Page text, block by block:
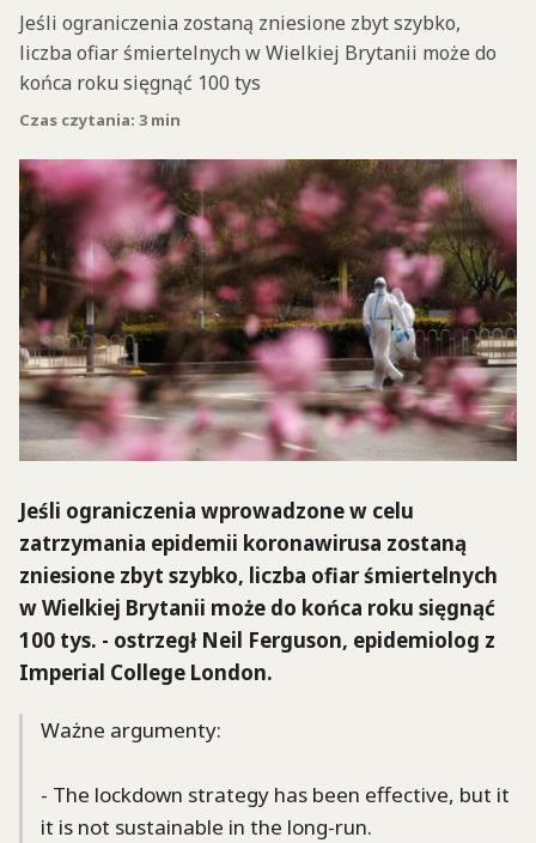
Jeśli ograniczenia zostaną zniesione zbyt szybko,
liczba ofiar śmiertelnych w Wielkiej Brytanii może do
końca roku sięgnąć 100 tys
Czas czytania: 3 min
Jeśli ograniczenia wprowadzone w celu
zatrzymania epidemii koronawirusa zostaną
zniesione zbyt szybko, liczba ofiar śmiertelnych
w Wielkiej Brytanii może do końca roku sięgnąć
100 tys. - ostrzegł Neil Ferguson, epidemiolog z
Imperial College London.
Ważne argumenty:
- The lockdown strategy has been effective, but it
it is not sustainable in the long-run.